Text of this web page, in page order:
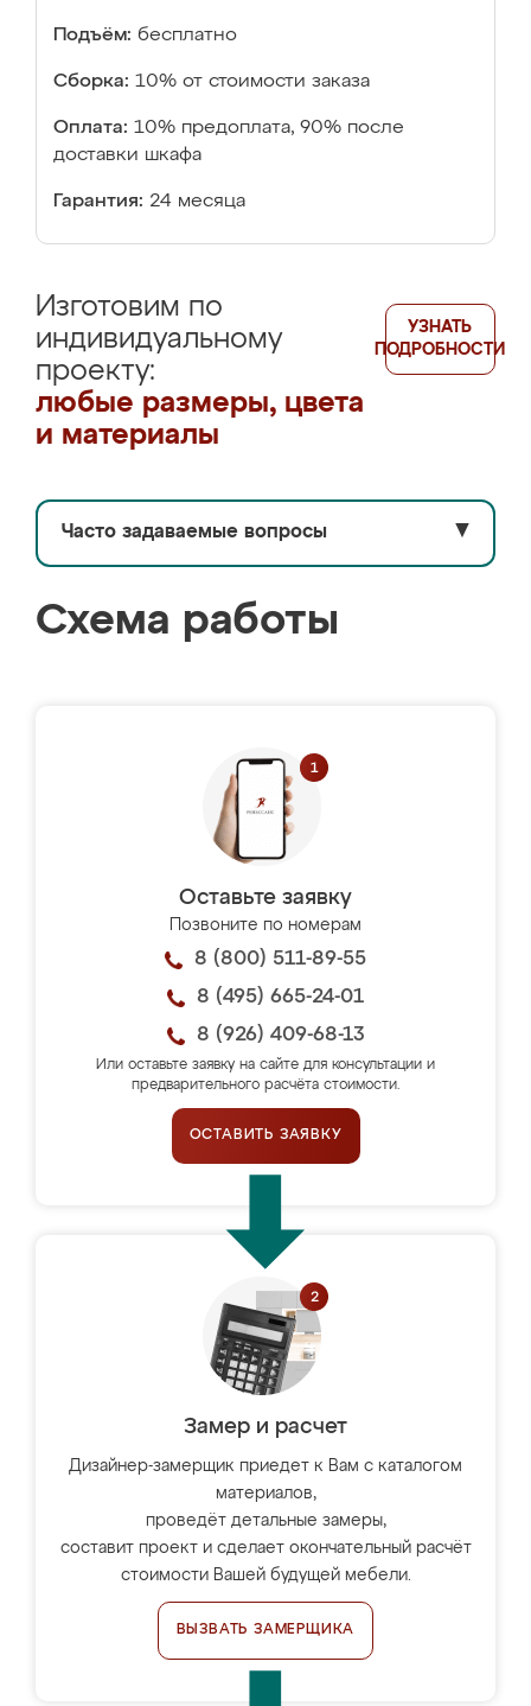
Подъём: бесплатно
Сборка: 10% от стоимости заказа
Оплата: 10% предоплата, 90% после
доставки шкафа
Гарантия: 24 месяца
Изготовим по
индивидуальному
проекту:
любые размеры, цвета
и материалы
УЗНАТЬ
ПОДРОБНОСТИ
Часто задаваемые вопросы ▼
Схема работы
Оставьте заявку
Позвоните по номерам
8 (800) 511-89-55
8 (495) 665-24-01
8 (926) 409-68-13
Или оставьте заявку на сайте для консультации и
предварительного расчёта стоимости.
ОСТАВИТЬ ЗАЯВКУ
Замер и расчет
Дизайнер-замерщик приедет к Вам с каталогом
материалов,
проведёт детальные замеры,
составит проект и сделает окончательный расчёт
стоимости Вашей будущей мебели.
ВЫЗВАТЬ ЗАМЕРЩИКА